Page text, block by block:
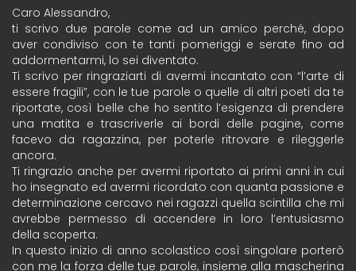
Caro Alessandro,
ti scrivo due parole come ad un amico perché, dopo
aver condiviso con te tanti pomeriggi e serate fino ad
addormentarmi, lo sei diventato.
Ti scrivo per ringraziarti di avermi incantato con “l’arte di
essere fragili”, con le tue parole o quelle di altri poeti da te
riportate, così belle che ho sentito l’esigenza di prendere
una matita e trascriverle ai bordi delle pagine, come
facevo da ragazzina, per poterle ritrovare e rileggerle
ancora.
Ti ringrazio anche per avermi riportato ai primi anni in cui
ho insegnato ed avermi ricordato con quanta passione e
determinazione cercavo nei ragazzi quella scintilla che mi
avrebbe permesso di accendere in loro l’entusiasmo
della scoperta.
In questo inizio di anno scolastico così singolare porterò
con me la forza delle tue parole, insieme alla mascherina